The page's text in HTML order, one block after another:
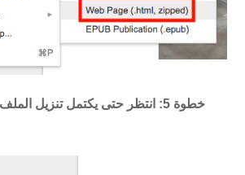
خطوة 5:
انتظر حتى يكتمل تنزيل